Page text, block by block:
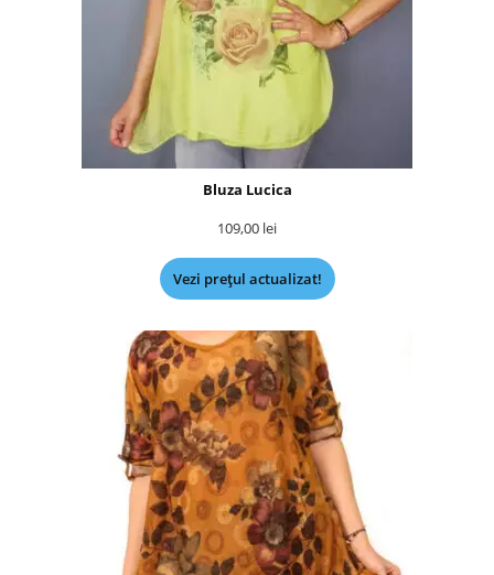
Bluza Lucica
109,00 lei
Vezi prețul actualizat!